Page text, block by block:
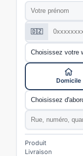
Prénom
Téléphone
🇩🇿
Wilaya*
Mode de livraison*
Domicile
Commune*
Adresse
Produit
Livraison